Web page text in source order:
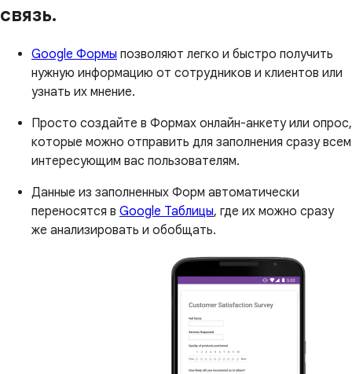
связь.
Google Формы позволяют легко и быстро получить
нужную информацию от сотрудников и клиентов или
узнать их мнение.
Просто создайте в Формах онлайн-анкету или опрос,
которые можно отправить для заполнения сразу всем
интересующим вас пользователям.
Данные из заполненных Форм автоматически
переносятся в Google Таблицы, где их можно сразу
же анализировать и обобщать.